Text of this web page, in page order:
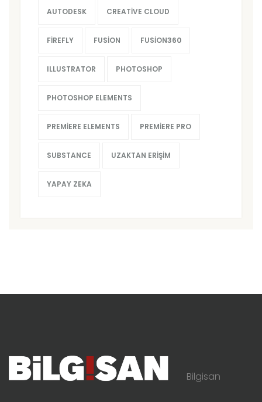
AUTODESK CREATIVE CLOUD
FIREFLY FUSION FUSION360
ILLUSTRATOR PHOTOSHOP
PHOTOSHOP ELEMENTS
PREMIERE ELEMENTS PREMIERE PRO
SUBSTANCE UZAKTAN ERIŞIM
YAPAY ZEKA
Bilgisan